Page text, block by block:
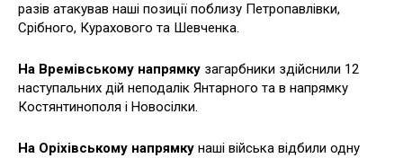
разів атакував наші позиції поблизу Петропавлівки,
Срібного, Курахового та Шевченка.
На Времівському напрямку загарбники здійснили 12
наступальних дій неподалік Янтарного та в напрямку
Костянтинополя і Новосілки.
На Оріхівському напрямку наші війська відбили одну